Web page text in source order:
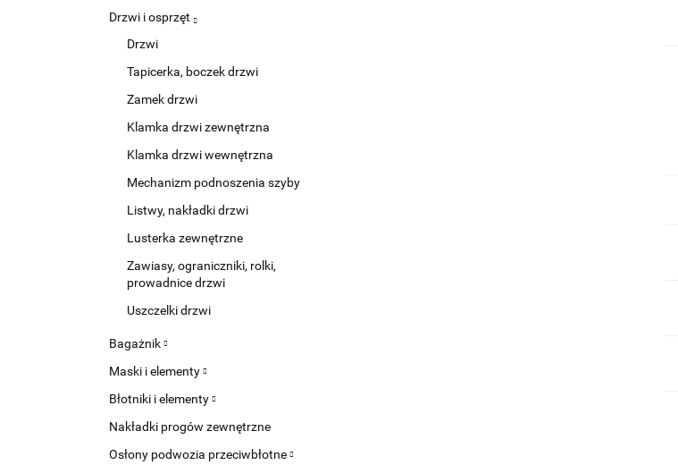
Drzwi i osprzęt
Drzwi
Tapicerka, boczek drzwi
Zamek drzwi
Klamka drzwi zewnętrzna
Klamka drzwi wewnętrzna
Mechanizm podnoszenia szyby
Listwy, nakładki drzwi
Lusterka zewnętrzne
Zawiasy, ograniczniki, rolki,
prowadnice drzwi
Uszczelki drzwi
Bagażnik
Maski i elementy
Błotniki i elementy
Nakładki progów zewnętrzne
Osłony podwozia przeciwbłotne